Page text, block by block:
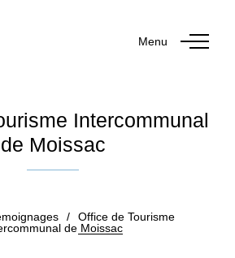
Menu
Intercommunal
de Moissac
/
Office de Tourisme
de Moissac